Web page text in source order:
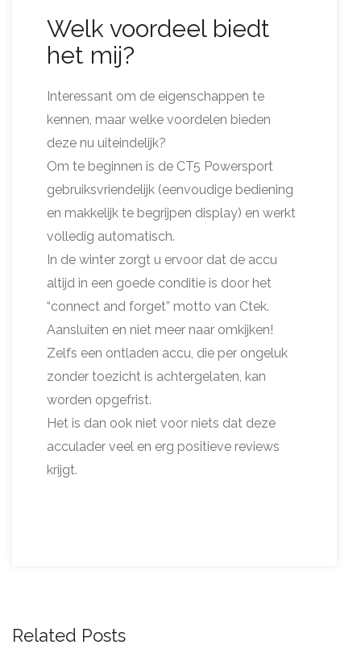
Welk voordeel biedt
het mij?
Interessant om de eigenschappen te
kennen, maar welke voordelen bieden
deze nu uiteindelijk?
Om te beginnen is de CT5 Powersport
gebruiksvriendelijk (eenvoudige bediening
en makkelijk te begrijpen display) en werkt
volledig automatisch.
In de winter zorgt u ervoor dat de accu
altijd in een goede conditie is door het
“connect and forget” motto van Ctek.
Aansluiten en niet meer naar omkijken!
Zelfs een ontladen accu, die per ongeluk
zonder toezicht is achtergelaten, kan
worden opgefrist.
Het is dan ook niet voor niets dat deze
acculader veel en erg positieve reviews
krijgt.
Related Posts